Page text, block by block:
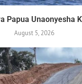
Papua Unaonyesha
August 5, 2026